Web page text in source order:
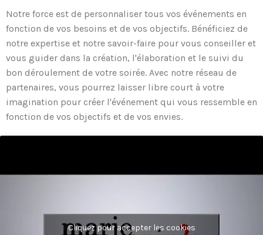
Cliquez pour accepter les cookies
Notre force est de personnaliser tous vos événements en
fonction de vos besoins et de vos objectifs. Bénéficiez de
notre expertise et notre savoir-faire pour vous conseiller et
vous guider dans la création, l'élaboration et le suivi du
bon déroulement de votre soirée. Avec notre réseau de
partenaires, vous pourrez laisser libre court à votre
imagination pour créer l'événement qui vous ressemble en
fonction de vos objectifs et de vos envies.